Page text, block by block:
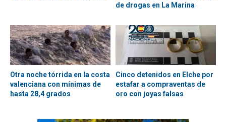
de drogas en La Marina
Otra noche tórrida en la costa
valenciana con mínimas de
hasta 28,4 grados
Cinco detenidos en Elche por
estafar a compraventas de
oro con joyas falsas